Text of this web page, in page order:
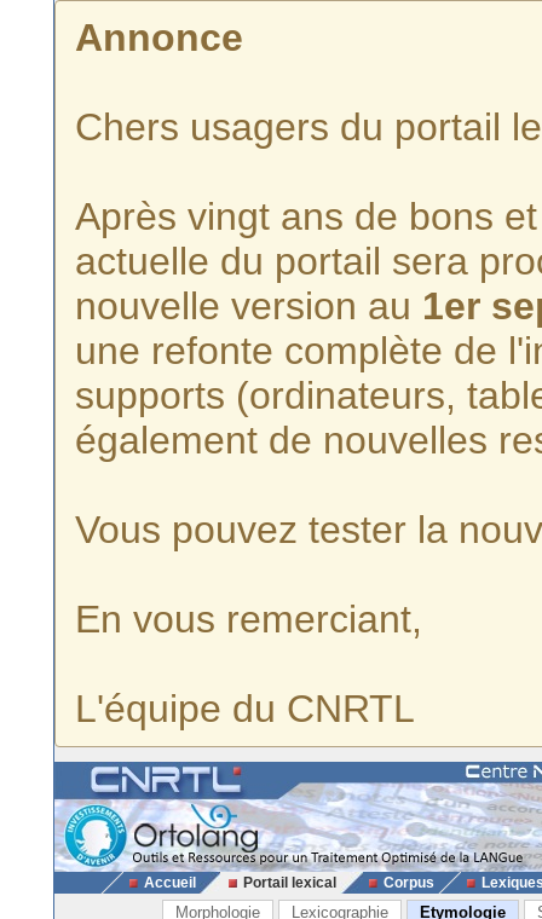
Annonce
Chers usagers du portail
Après vingt ans de bons
actuelle du portail sera
nouvelle version au 1er
une refonte complète de
supports (ordinateurs,
également de nouvelles
Vous pouvez tester la
En vous remerciant,
L'équipe du CNRTL
Accueil Portail lexical Corpus
Morphologie Lexicographie Etymologie